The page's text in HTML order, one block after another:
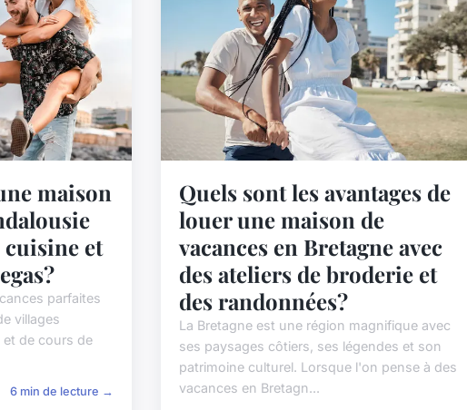
maison
cuisine et
parfaites
villages
de cours de
6 min de lecture →
Quels sont les avantages de
louer une maison de
vacances en Bretagne avec
des ateliers de broderie et
des randonnées?
La Bretagne est une région magnifique avec
ses paysages côtiers, ses légendes et son
patrimoine culturel. Lorsque l'on pense à des
vacances en Bretagn...